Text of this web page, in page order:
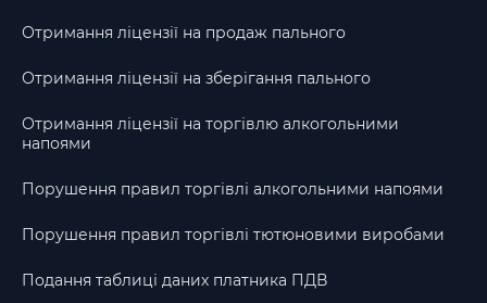
Отримання ліцензії на продаж пального
Отримання ліцензії на зберігання пального
Отримання ліцензії на торгівлю алкогольними
напоями
Порушення правил торгівлі алкогольними напоями
Порушення правил торгівлі тютюновими виробами
Подання таблиці даних платника ПДВ